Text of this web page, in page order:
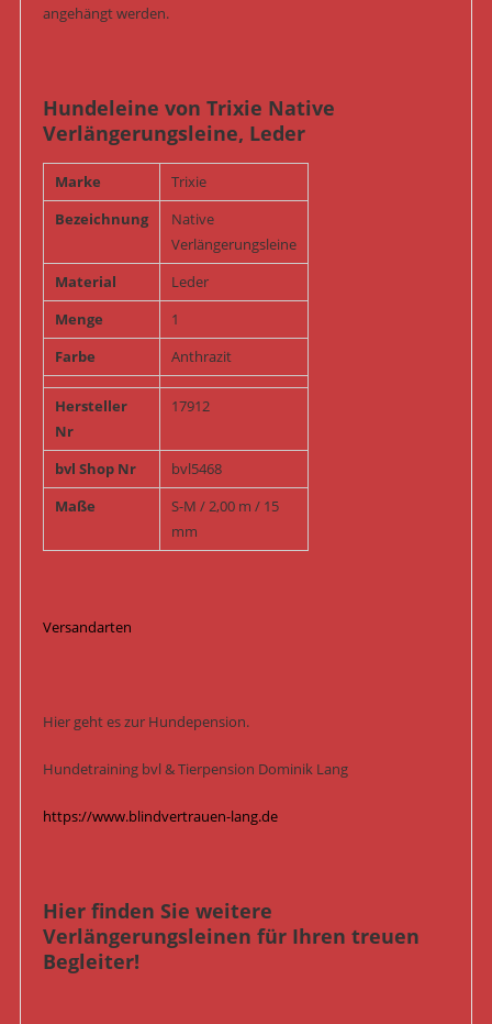
angehängt werden.
Hundeleine von Trixie Native
Verlängerungsleine, Leder
Marke
Trixie
Bezeichnung
Native
Verlängerungsleine
Material
Leder
Menge
1
Farbe
Anthrazit
Hersteller
Nr
17912
bvl Shop Nr
bvl5468
Maße
S-M / 2,00 m / 15
mm
Versandarten
Hier geht es zur Hundepension.
Hundetraining bvl & Tierpension Dominik Lang
https://www.blindvertrauen-lang.de
Hier finden Sie weitere
Verlängerungsleinen für Ihren treuen
Begleiter!